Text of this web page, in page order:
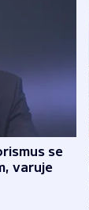
se
varuje